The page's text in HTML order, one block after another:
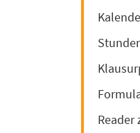
Reader